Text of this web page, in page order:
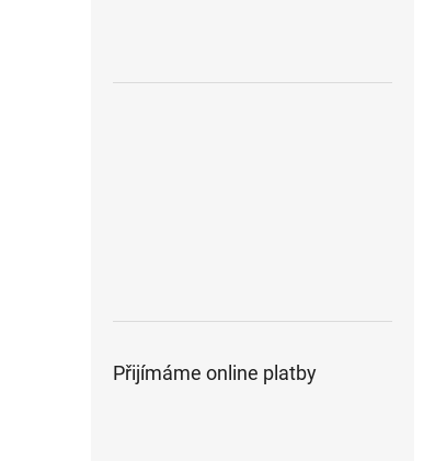
Přijímáme online platby